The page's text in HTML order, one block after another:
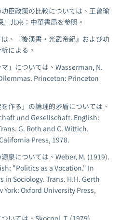
臣政策の比較については、王曾瑜
』北京：中華書局を参照。
、『後漢書・光武帝紀』および功
による。
」については、Wasserman, N.
. Princeton: Princeton
作る」の論理的矛盾については、
und Gesellschaft. English:
G. Roth and C. Wittich.
Press, 1978.
泉については、Weber, M. (1919).
"Politics as a Vocation." In
in Sociology. Trans. H.H. Gerth
York: Oxford University Press,